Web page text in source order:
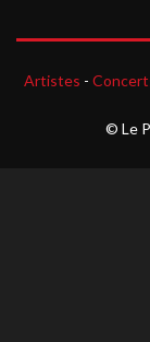
Artistes -
© Le